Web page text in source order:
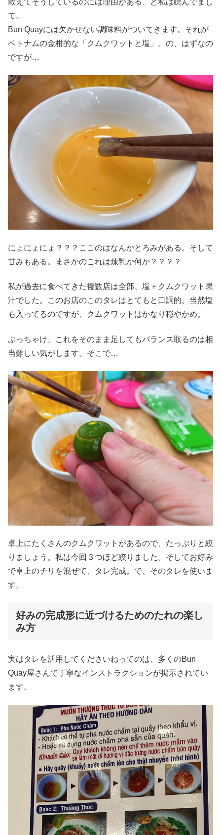
敢えてそうしているのには理由がある、と私は睨んでまし
て。
Bun Quayには欠かせない調味料がついてきます。それが
ベトナムの金柑的な「クムクワットと塩」。の、はずなの
ですが…
にょにょにょ？？？ここのはなんかとろみがある。そして
甘みもある。まさかのこれは煉乳か何か？？？？
私が過去に食べてきた複数店は全部、塩＋クムクワット果
汁でした。このお店のこのタレはとてもと口調的。当然塩
も入ってるのですが、クムクワットはかなり穏やかめ。
ぶっちゃけ、これをそのまま足してもバランス取るのは相
当難しい気がします。そこで…
卓上にたくさんのクムクワットがあるので、たっぷりと絞
りましょう。私は今回３つほど絞りました。そしてお好み
で卓上のチリを混ぜて、タレ完成。で、そのタレを使いま
す。
好みの完成形に近づけるためのたれの楽し
み方
実はタレを活用してくださいねってのは、多くのBun
Quay屋さんで丁寧なインストラクションが掲示されてい
ます。